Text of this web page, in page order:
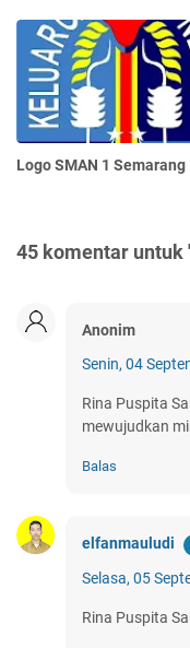
Logo SMAN 1 Semarang
45 komentar untuk
Anonim
Senin, 04
Rina Puspita
mewujudkan
Balas
elfanmauludi
Selasa, 05
Rina Puspita